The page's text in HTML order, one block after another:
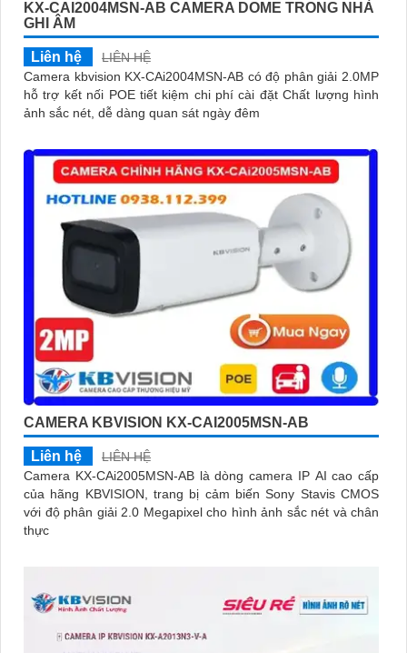
KX-CAI2004MSN-AB CAMERA DOME TRONG NHÀ
GHI ÂM
Liên hệ
LIÊN HỆ
Camera kbvision KX-CAi2004MSN-AB có độ phân giải 2.0MP
hỗ trợ kết nối POE tiết kiệm chi phí cài đặt Chất lượng hình
ảnh sắc nét, dễ dàng quan sát ngày đêm
CAMERA KBVISION KX-CAI2005MSN-AB
Liên hệ
LIÊN HỆ
Camera KX-CAi2005MSN-AB là dòng camera IP AI cao cấp
của hãng KBVISION, trang bị cảm biến Sony Stavis CMOS
với độ phân giải 2.0 Megapixel cho hình ảnh sắc nét và chân
thực